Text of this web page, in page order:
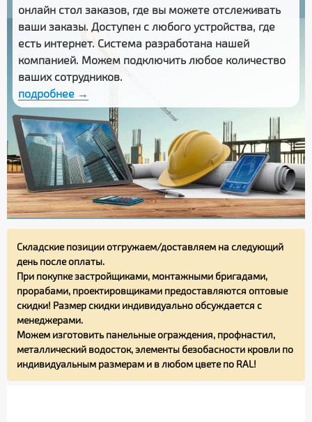
онлайн стол заказов, где вы можете отслеживать
ваши заказы. Доступен с любого устройства, где
есть интернет. Система разработана нашей
компанией. Можем подключить любое количество
ваших сотрудников.
подробнее →
Складские позиции отгружаем/доставляем на следующий
день после оплаты.
При покупке застройщиками, монтажными бригадами,
прорабами, проектировщиками предоставляются оптовые
скидки! Размер скидки индивидуально обсуждается с
менеджерами.
Можем изготовить панельные ограждения, профнастил,
металлический водосток, элементы безобасности кровли по
индивидуальным размерам и в любом цвете по RAL!